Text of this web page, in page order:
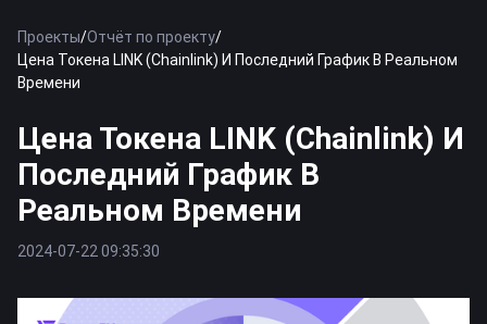
Проекты/Отчёт по проекту/
Цена Токена LINK (Chainlink) И Последний График В Реальном
Времени
Цена Токена LINK (Chainlink) И
Последний График В
Реальном Времени
2024-07-22 09:35:30